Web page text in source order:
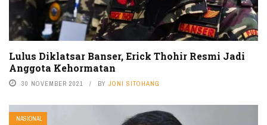
Lulus Diklatsar Banser, Erick Thohir Resmi Jadi
Anggota Kehormatan
30 NOVEMBER 2021 BY JONI SITOHANG
NASIONAL